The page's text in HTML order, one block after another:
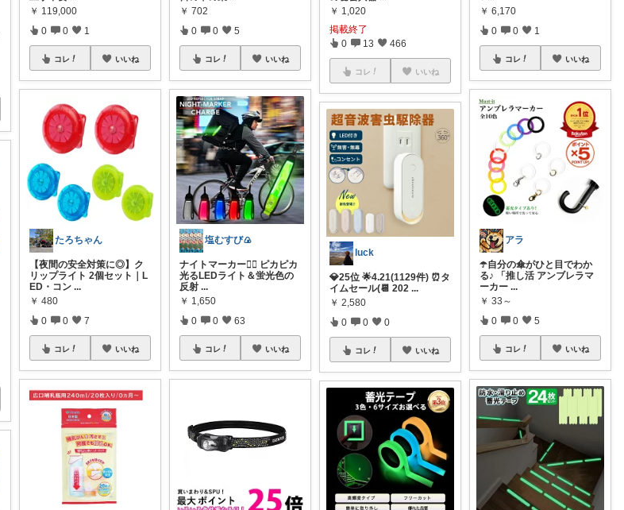
￥ 119,000
0 0 1
コレ いいね
たろちゃん
【夜間の安全対策に◎】ク
リップライト 2個セット｜L
ED・コン ...
￥ 480
0 0 7
コレ いいね
￥ 702
0 0 5
コレ いいね
塩むすび🍙
ナイトマーカー🚴‍♀️ ピカピカ
光るLEDライト＆蛍光色の
反射 ...
￥ 1,650
0 0 63
コレ いいね
￥ 1,020
掲載終了
0 13 466
コレ いいね
luck
💎25位 🌟4.21(1129件) ⏰タ
イムセール(📆 202 ...
￥ 2,580
0 0 0
コレ いいね
￥ 6,170
0 0 1
コレ いいね
アラ
☂️自分の傘がひと目でわか
る♪ 「推し活 アンブレラマ
ーカー ...
￥ 33～
0 0 5
コレ いいね